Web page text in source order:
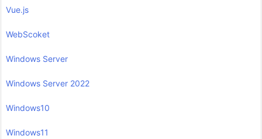
Vue.js
WebScoket
Windows Server
Windows Server 2022
Windows10
Windows11